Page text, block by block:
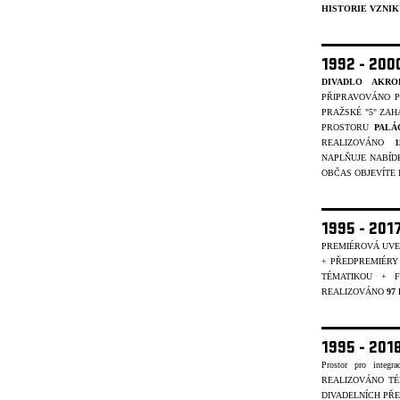
HISTORIE
1992 -
DIVADLO
PŘIPRAVOVÁNO
PRAŽSKÉ "5"
PROSTORU
REALIZOVÁNO
NAPLŇUJE
OBČAS OBJEVÍTE
1995 -
PREMIÉROVÁ
+
TÉMATIKOU +
REALIZOVÁNO 97
1995 -
Prostor pro
REALIZOVÁNO
DIVADELNÍCH